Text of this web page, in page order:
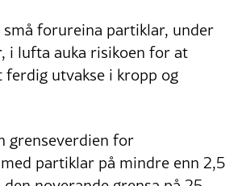
forureina partiklar, under
i lufta auka risikoen for at
utvakse i kropp og
grenseverdien for
partiklar på mindre enn 2,5